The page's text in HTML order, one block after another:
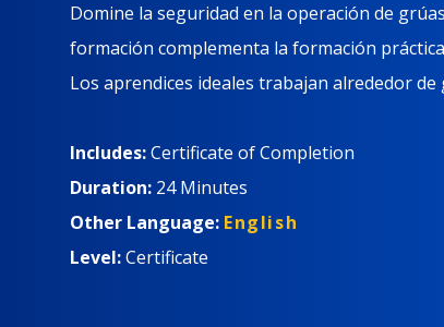
Domine la seguridad en la operación de
formación complementa la formación
Los aprendices ideales trabajan alrededor de
Includes:Certificate of Completion
Duration: 24 Minutes
Other Language: English
Level:Certificate